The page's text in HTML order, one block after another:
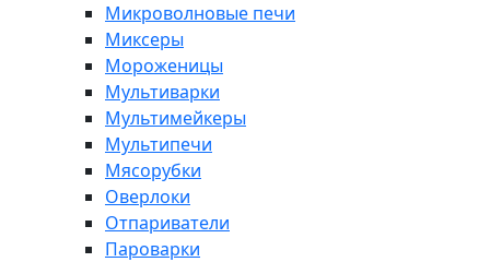
Микроволновые печи
Миксеры
Мороженицы
Мультиварки
Мультимейкеры
Мультипечи
Мясорубки
Оверлоки
Отпариватели
Пароварки